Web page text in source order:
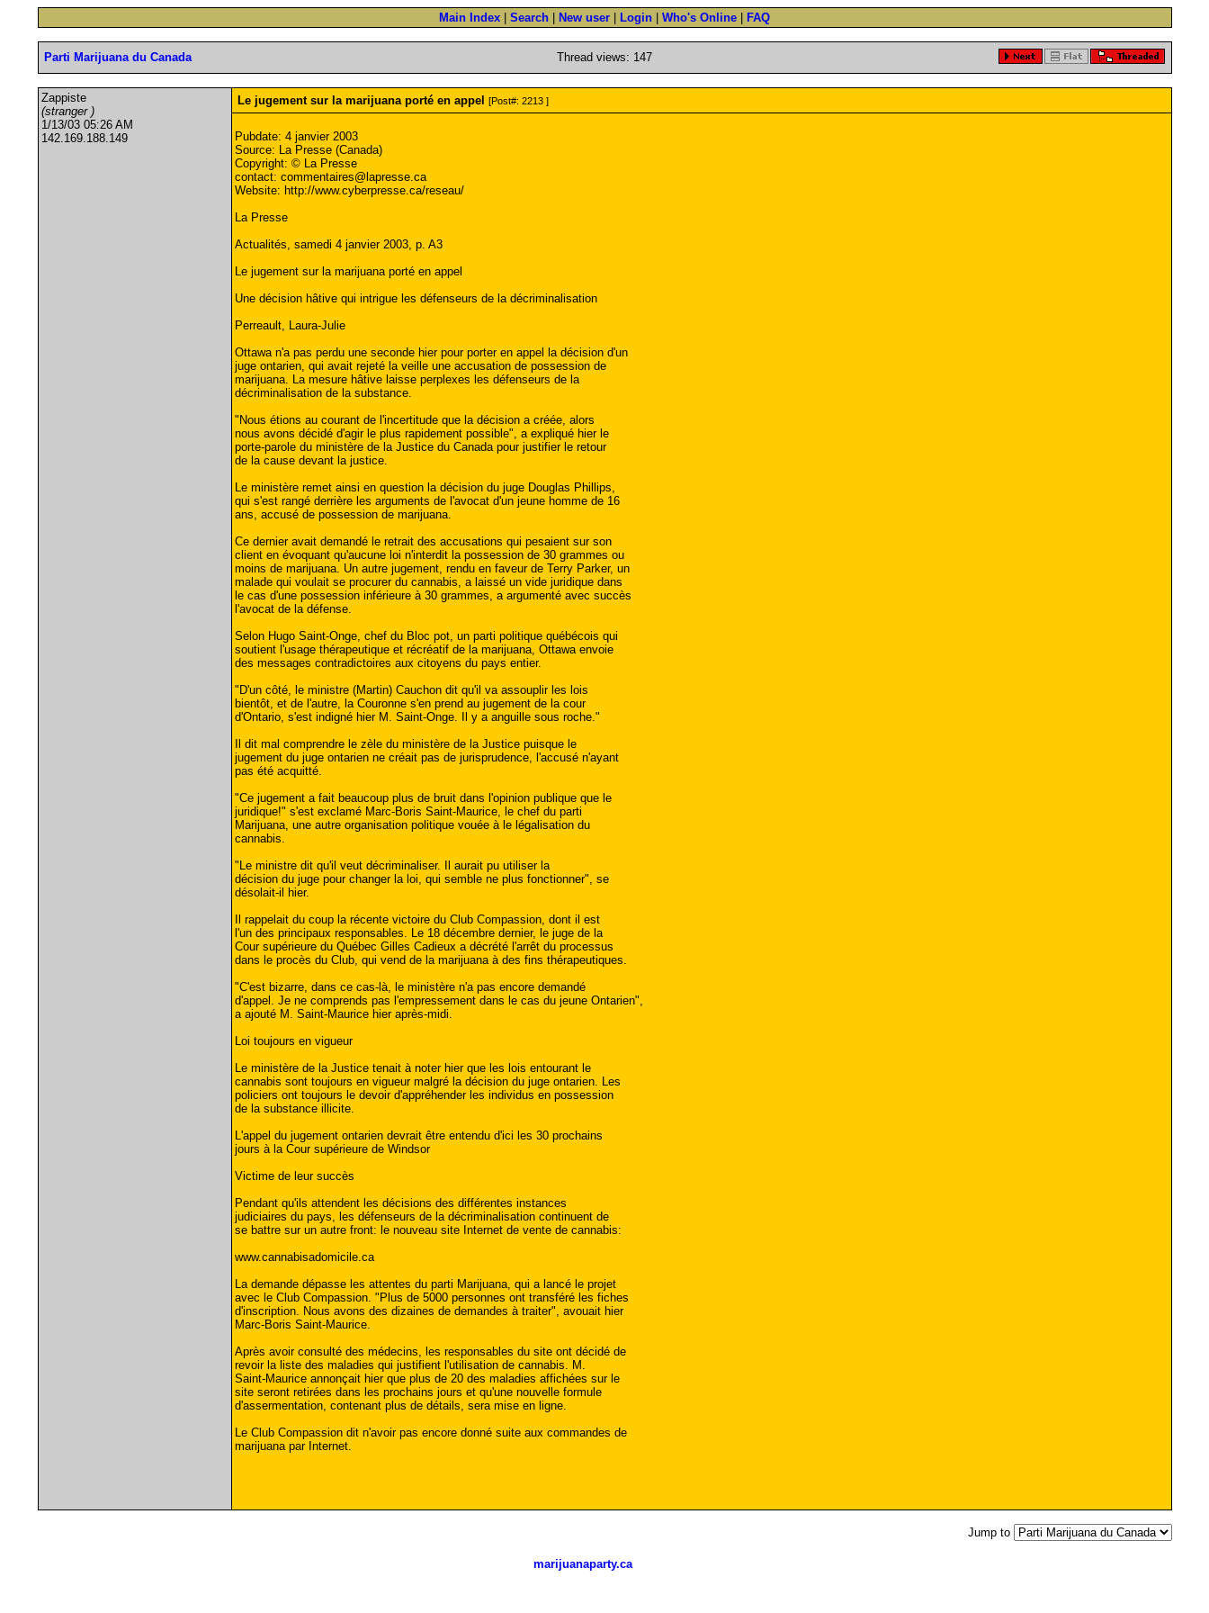
Main Index Search New user Login Who's Online FAQ
Parti Marijuana du Canada Thread views: 147
Zappiste
(stranger )
1/13/03 05:26 AM
142.169.188.149
Le jugement sur la marijuana porté en appel [Post#: 2213 ]
Pubdate: 4 janvier 2003
Source: La Presse (Canada)
Copyright: © La Presse
contact: commentaires@lapresse.ca
Website: http://www.cyberpresse.ca/reseau/
La Presse
Actualités, samedi 4 janvier 2003, p. A3
Le jugement sur la marijuana porté en appel
Une décision hâtive qui intrigue les défenseurs de la décriminalisation
Perreault, Laura-Julie
Ottawa n'a pas perdu une seconde hier pour porter en appel la décision d'un
juge ontarien, qui avait rejeté la veille une accusation de possession de
marijuana. La mesure hâtive laisse perplexes les défenseurs de la
décriminalisation de la substance.
"Nous étions au courant de l'incertitude que la décision a créée, alors
nous avons décidé d'agir le plus rapidement possible", a expliqué hier le
porte-parole du ministère de la Justice du Canada pour justifier le retour
de la cause devant la justice.
Le ministère remet ainsi en question la décision du juge Douglas Phillips,
qui s'est rangé derrière les arguments de l'avocat d'un jeune homme de 16
ans, accusé de possession de marijuana.
Ce dernier avait demandé le retrait des accusations qui pesaient sur son
client en évoquant qu'aucune loi n'interdit la possession de 30 grammes ou
moins de marijuana. Un autre jugement, rendu en faveur de Terry Parker, un
malade qui voulait se procurer du cannabis, a laissé un vide juridique dans
le cas d'une possession inférieure à 30 grammes, a argumenté avec succès
l'avocat de la défense.
Selon Hugo Saint-Onge, chef du Bloc pot, un parti politique québécois qui
soutient l'usage thérapeutique et récréatif de la marijuana, Ottawa envoie
des messages contradictoires aux citoyens du pays entier.
"D'un côté, le ministre (Martin) Cauchon dit qu'il va assouplir les lois
bientôt, et de l'autre, la Couronne s'en prend au jugement de la cour
d'Ontario, s'est indigné hier M. Saint-Onge. Il y a anguille sous roche."
Il dit mal comprendre le zèle du ministère de la Justice puisque le
jugement du juge ontarien ne créait pas de jurisprudence, l'accusé n'ayant
pas été acquitté.
"Ce jugement a fait beaucoup plus de bruit dans l'opinion publique que le
juridique!" s'est exclamé Marc-Boris Saint-Maurice, le chef du parti
Marijuana, une autre organisation politique vouée à le légalisation du
cannabis.
"Le ministre dit qu'il veut décriminaliser. Il aurait pu utiliser la
décision du juge pour changer la loi, qui semble ne plus fonctionner", se
désolait-il hier.
Il rappelait du coup la récente victoire du Club Compassion, dont il est
l'un des principaux responsables. Le 18 décembre dernier, le juge de la
Cour supérieure du Québec Gilles Cadieux a décrété l'arrêt du processus
dans le procès du Club, qui vend de la marijuana à des fins thérapeutiques.
"C'est bizarre, dans ce cas-là, le ministère n'a pas encore demandé
d'appel. Je ne comprends pas l'empressement dans le cas du jeune Ontarien",
a ajouté M. Saint-Maurice hier après-midi.
Loi toujours en vigueur
Le ministère de la Justice tenait à noter hier que les lois entourant le
cannabis sont toujours en vigueur malgré la décision du juge ontarien. Les
policiers ont toujours le devoir d'appréhender les individus en possession
de la substance illicite.
L'appel du jugement ontarien devrait être entendu d'ici les 30 prochains
jours à la Cour supérieure de Windsor
Victime de leur succès
Pendant qu'ils attendent les décisions des différentes instances
judiciaires du pays, les défenseurs de la décriminalisation continuent de
se battre sur un autre front: le nouveau site Internet de vente de cannabis:
www.cannabisadomicile.ca
La demande dépasse les attentes du parti Marijuana, qui a lancé le projet
avec le Club Compassion. "Plus de 5000 personnes ont transféré les fiches
d'inscription. Nous avons des dizaines de demandes à traiter", avouait hier
Marc-Boris Saint-Maurice.
Après avoir consulté des médecins, les responsables du site ont décidé de
revoir la liste des maladies qui justifient l'utilisation de cannabis. M.
Saint-Maurice annonçait hier que plus de 20 des maladies affichées sur le
site seront retirées dans les prochains jours et qu'une nouvelle formule
d'assermentation, contenant plus de détails, sera mise en ligne.
Le Club Compassion dit n'avoir pas encore donné suite aux commandes de
marijuana par Internet.
Jump to
marijuanaparty.ca